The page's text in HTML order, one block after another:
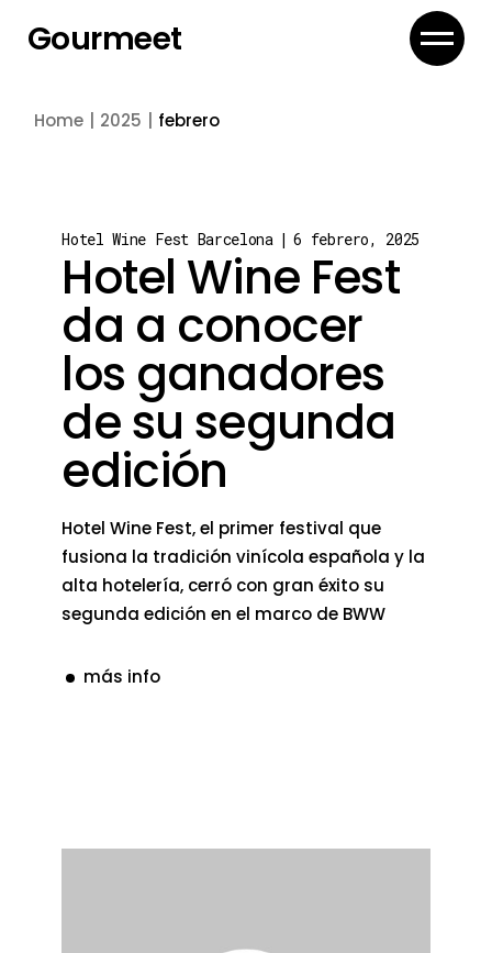
content
Gourmeet
Home 2025 febrero
Hotel Wine Fest Barcelona 6 febrero, 2025
Hotel Wine Fest
da a conocer
los ganadores
de su segunda
edición
Hotel Wine Fest, el primer festival que
fusiona la tradición vinícola española y la
alta hotelería, cerró con gran éxito su
segunda edición en el marco de BWW
más info